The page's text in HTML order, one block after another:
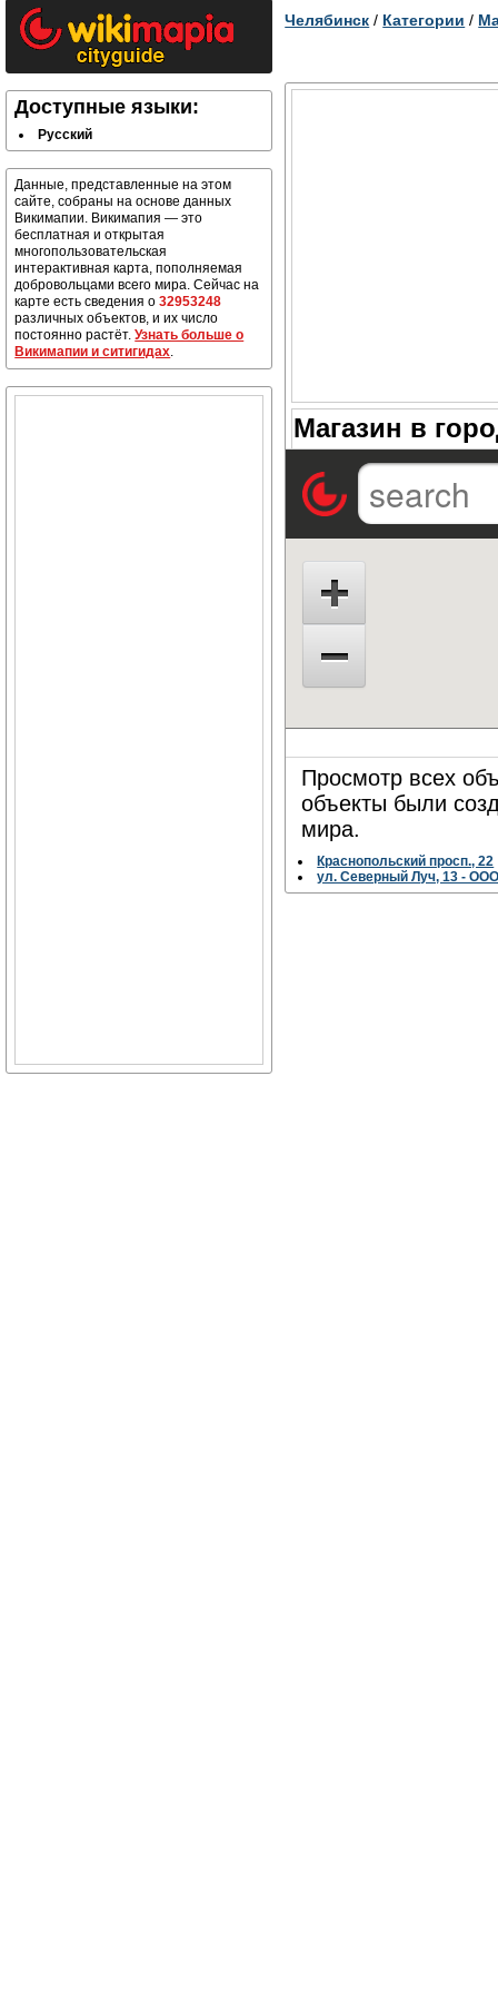
Доступные языки:
Русский
Данные, представленные на этом
сайте, собраны на основе данных
Викимапии. Викимапия — это
бесплатная и открытая
многопользовательская
интерактивная карта, пополняемая
добровольцами всего мира. Сейчас на
карте есть сведения о32953248
различных объектов, и их число
постоянно растёт.Узнать больше о
Викимапии и ситигидах.
Челябинск / Категории /
Магазин в
Просмотр всех
объекты были
мира.
Краснопольский просп., 22
ул. Северный Луч, 13 -